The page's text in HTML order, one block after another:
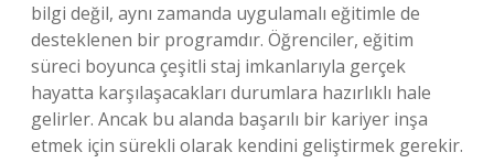
bilgi değil, aynı zamanda uygulamalı eğitimle de
desteklenen bir programdır. Öğrenciler, eğitim
süreci boyunca çeşitli staj imkanlarıyla gerçek
hayatta karşılaşacakları durumlara hazırlıklı hale
gelirler. Ancak bu alanda başarılı bir kariyer inşa
etmek için sürekli olarak kendini geliştirmek gerekir.